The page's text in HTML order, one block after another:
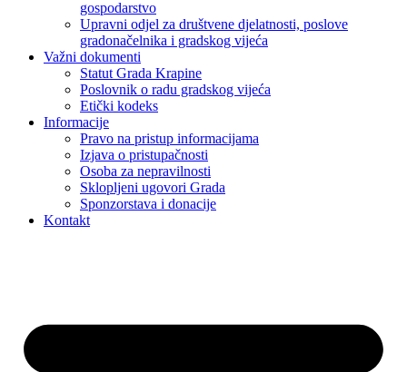
gospodarstvo
Upravni odjel za društvene djelatnosti, poslove
gradonačelnika i gradskog vijeća
Važni dokumenti
Statut Grada Krapine
Poslovnik o radu gradskog vijeća
Etički kodeks
Informacije
Pravo na pristup informacijama
Izjava o pristupačnosti
Osoba za nepravilnosti
Sklopljeni ugovori Grada
Sponzorstava i donacije
Kontakt